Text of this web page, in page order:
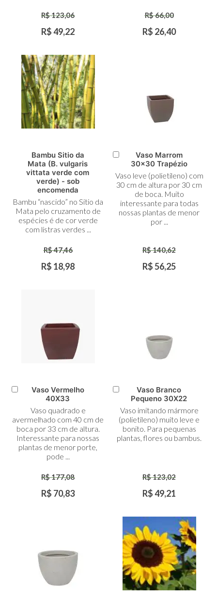
R$ 123,06
R$ 49,22
R$ 66,00
R$ 26,40
Bambu Sitio da
Mata (B. vulgaris
vittata verde com
verde) - sob
encomenda
Bambu “nascido” no Sitio da
Mata pelo cruzamento de
espécies é de cor verde
com listras verdes ...
R$ 47,46
R$ 18,98
Adicionar
Carrinho
Vaso Marrom
30x30 Trapézio
Vaso leve (polietileno) com
30 cm de altura por 30 cm
de boca. Muito
interessante para todas
nossas plantas de menor
por ...
R$ 140,62
R$ 56,25
Carrinho
Vaso Vermelho
40X33
Vaso quadrado e
avermelhado com 40 cm de
boca por 33 cm de altura.
Interessante para nossas
plantas de menor porte,
pode ...
R$ 177,08
R$ 70,83
Adicionar
Carrinho
Vaso Branco
Pequeno 30X22
Vaso imitando mármore
(polietileno) muito leve e
bonito. Para pequenas
plantas, flores ou bambus.
R$ 123,02
R$ 49,21